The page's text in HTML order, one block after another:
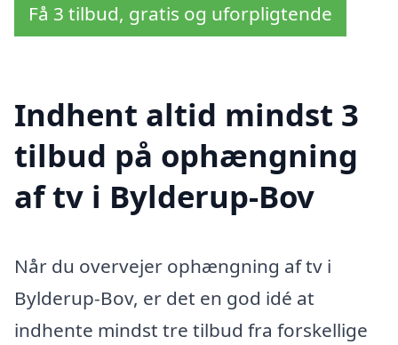
Få 3 tilbud, gratis og uforpligtende
Indhent altid mindst 3
tilbud på ophængning
af tv i Bylderup-Bov
Når du overvejer ophængning af tv i
Bylderup-Bov, er det en god idé at
indhente mindst tre tilbud fra forskellige